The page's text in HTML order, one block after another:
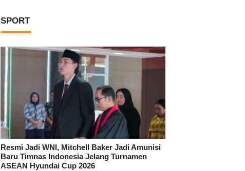
SPORT
Resmi Jadi WNI, Mitchell Baker Jadi Amunisi
Baru Timnas Indonesia Jelang Turnamen
ASEAN Hyundai Cup 2026